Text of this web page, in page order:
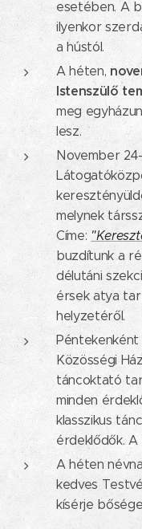
esetében. A
ilyenkor
a hústól.
A héten,
Istenszülő
meg
lesz.
November
melynek
Címe:
buzdítunk a
délutáni
érsek atya
helyzetéről.
Péntekenként
Közösségi
táncoktató
minden
klasszikus
érdeklődők. A
A héten
kedves
kísérje